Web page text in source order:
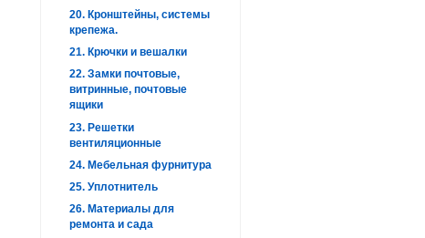
20. Кронштейны, системы
крепежа.
21. Крючки и вешалки
22. Замки почтовые,
витринные, почтовые
ящики
23. Решетки
вентиляционные
24. Мебельная фурнитура
25. Уплотнитель
26. Материалы для
ремонта и сада